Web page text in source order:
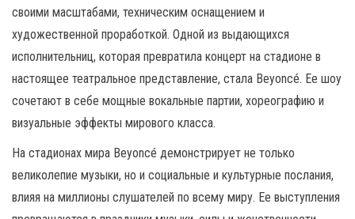
своими масштабами, техническим оснащением и
художественной проработкой. Одной из выдающихся
исполнительниц, которая превратила концерт на стадионе в
настоящее театральное представление, стала Beyoncé. Ее шоу
сочетают в себе мощные вокальные партии, хореографию и
визуальные эффекты мирового класса.
На стадионах мира Beyoncé демонстрирует не только
великолепие музыки, но и социальные и культурные послания,
влияя на миллионы слушателей по всему миру. Ее выступления